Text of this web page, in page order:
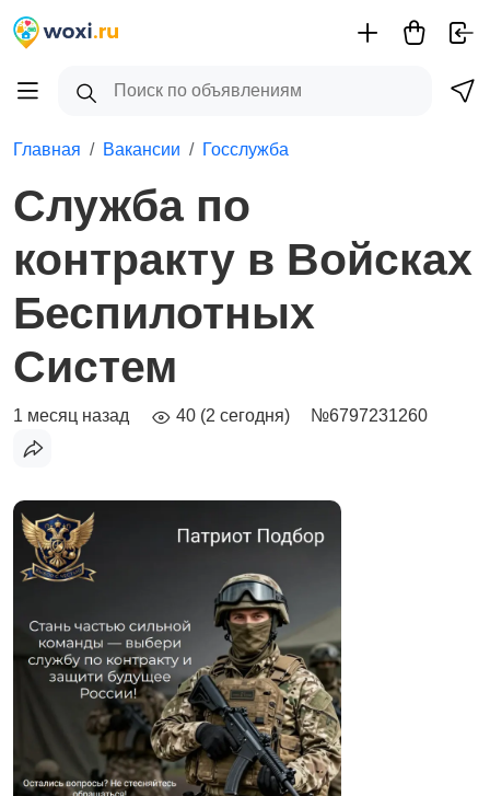
Главная Вакансии Госслужба
Служба по
контракту в Войсках
Беспилотных
Систем
1 месяц назад 40 (2 сегодня) №6797231260